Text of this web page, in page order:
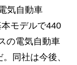
気自動車
本モデルで440
の電気自動車
同社は今後、